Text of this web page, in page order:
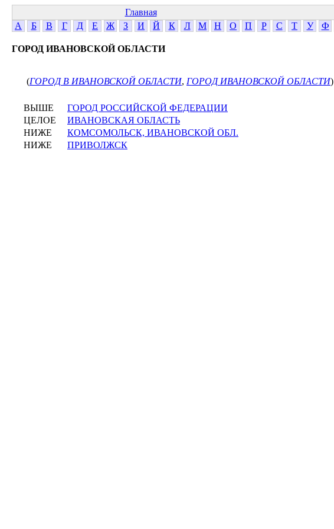
Главная
А
Б В Г Д Е Ж З И Й К Л М Н О П Р С Т У Ф
ГОРОД ИВАНОВСКОЙ ОБЛАСТИ
(ГОРОД В ИВАНОВСКОЙ ОБЛАСТИ, ГОРОД ИВАНОВСКОЙ ОБЛАСТИ)
ВЫШЕ
ГОРОД РОССИЙСКОЙ ФЕДЕРАЦИИ
ЦЕЛОЕ
ИВАНОВСКАЯ ОБЛАСТЬ
НИЖЕ
КОМСОМОЛЬСК, ИВАНОВСКОЙ ОБЛ.
НИЖЕ
ПРИВОЛЖСК